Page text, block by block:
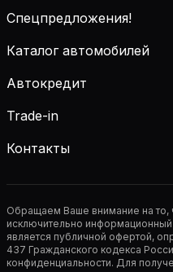
Спецпредложения!
Каталог автомобилей
Автокредит
Trade-in
Контакты
Обращаем Ваше внимание на то,
исключительно информационный
является публичной офертой,
437 Гражданского кодекса
конфиденциальности. Для